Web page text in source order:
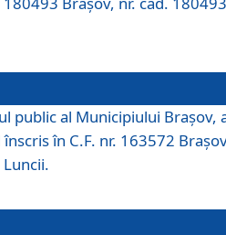
public al Municipiului Braşov,
în C.F. nr. 163572